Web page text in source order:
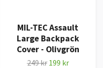
MIL-TEC Assault
Large Backpack
Cover - Olivgrön
249 kr 199 kr